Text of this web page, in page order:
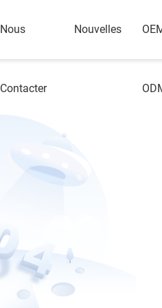
Nous
Contacter
Nouvelles